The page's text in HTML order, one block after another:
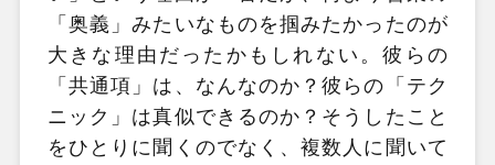
「奥義」みたいなものを掴みたかったのが
大きな理由だったかもしれない。彼らの
「共通項」は、なんなのか？彼らの「テク
ニック」は真似できるのか？そうしたこと
をひとりに聞くのでなく、複数人に聞いて